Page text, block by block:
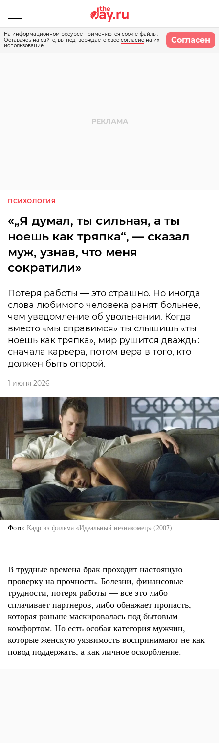
На информационном ресурсе применяются cookie-файлы.
Оставаясь на сайте, вы подтверждаете свое согласие на их
использование.
Согласен
ПСИХОЛОГИЯ
«„Я думал, ты сильная, а ты
ноешь как тряпка“, — сказал
муж, узнав, что меня
сократили»
Потеря работы — это страшно. Но иногда
слова любимого человека ранят больнее,
чем уведомление об увольнении. Когда
вместо «мы справимся» ты слышишь «ты
ноешь как тряпка», мир рушится дважды:
сначала карьера, потом вера в того, кто
должен быть опорой.
1 июня 2026
Фото Кадр из фильма «Идеальный незнакомец» (2007)
В трудные времена брак проходит настоящую
проверку на прочность. Болезни, финансовые
трудности, потеря работы — все это либо
сплачивает партнеров, либо обнажает пропасть,
которая раньше маскировалась под бытовым
комфортом. Но есть особая категория мужчин,
которые женскую уязвимость воспринимают не как
повод поддержать, а как личное оскорбление.